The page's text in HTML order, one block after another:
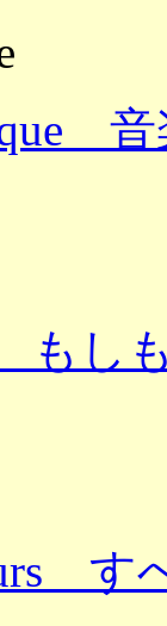
もし
す